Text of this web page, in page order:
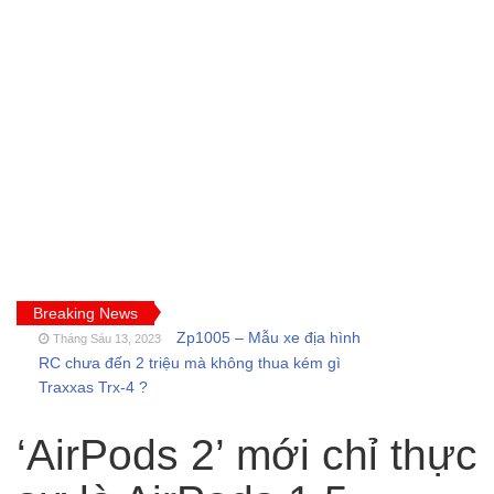
Breaking News
Tháng Sáu 13, 2023
Zp1005 – Mẫu xe địa hình
RC chưa đến 2 triệu mà không thua kém gì
Traxxas Trx-4 ?
thường gặp của tàu thuyền rc điều khiển từ xa
Feilun
Tháng Năm 18, 2023
Cano điều khiển từ xa
‘AirPods 2’ mới chỉ thực